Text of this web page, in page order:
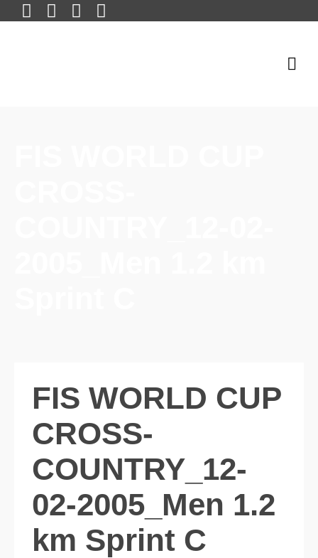
FIS WORLD CUP
CROSS-
COUNTRY_12-
02-2005_Men 1.2
km Sprint C